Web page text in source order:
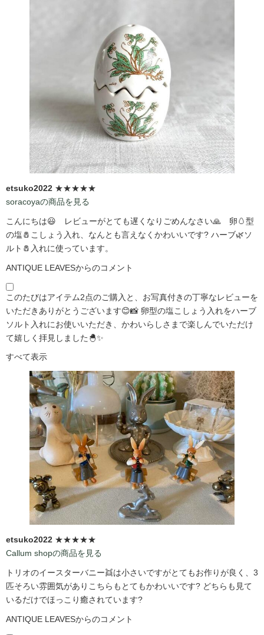
etsuko2022 ★★★★★
soracoyaの商品を見る
こんにちは😃 レビューがとても遅くなりごめんなさい🙏 卵🥚型
の塩🧂こしょう入れ、なんとも言えなくかわいいです?️ ハーブ🌿ソ
ルト🧂入れに使っています。
ANTIQUE LEAVESからのコメント
このたびはアイテム2点のご購入と、お写真付きの丁寧なレビューを
いただきありがとうございます😊📸 卵型の塩こしょう入れをハーブ
ソルト入れにお使いいただき、かわいらしさまで楽しんでいただけ
て嬉しく拝見しました🐣✨
すべて表示
etsuko2022 ★★★★★
Callum shopの商品を見る
トリオのイースターバニー👯は小さいですがとてもお作りが良く、3
匹そろい雰囲気がありこちらもとてもかわいいです?️ どちらも見て
いるだけでほっこり癒されています?️
ANTIQUE LEAVESからのコメント